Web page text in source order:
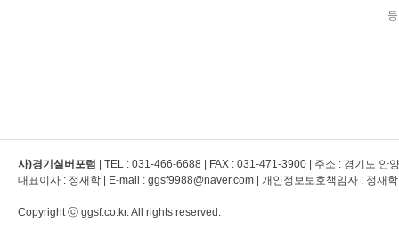
사)경기실버포럼 | TEL : 031-466-6688 | FAX : 031-471-3900 | 주소 : 경기도 안
대표이사 : 정재학 | E-mail : ggsf9988@naver.com | 개인정보보호책임자 : 정재학
Copyright ⓒ ggsf.co.kr. All rights reserved.